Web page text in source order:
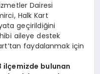
Dairesi
Halk Kart
geçirildiğini
aileye destek
faydalanmak için
ilçemizde bulunan